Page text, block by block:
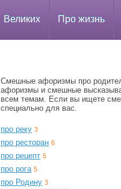
Великих Про жизнь
Смешные афоризмы про
афоризмы и смешные
всем темам. Если вы ищете
специально для вас.
про реку 3
про ресторан 6
про рецепт 5
про рога 5
про Родину 3